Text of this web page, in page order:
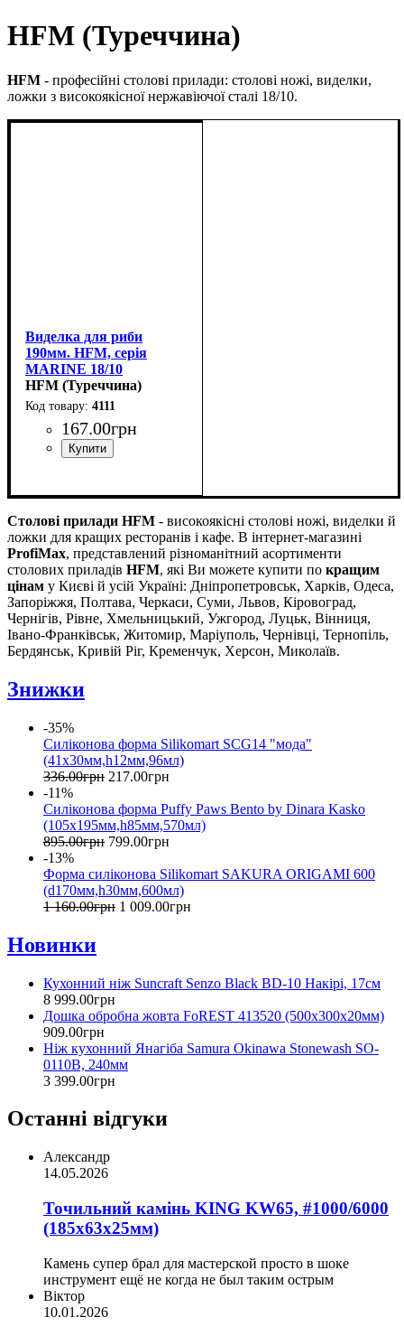
HFM (Туреччина)
HFM - професійні столові прилади: столові ножі, виделки,
ложки з високоякісної нержавіючої сталі 18/10.
Виделка для риби
190мм. HFM, серія
MARINE 18/10
HFM (Туреччина)
4111
167.00грн
Столові прилади HFM - високоякісні столові ножі, виделки й
ложки для кращих ресторанів і кафе. В інтернет-магазині
ProfiMax, представлений різноманітний асортименти
столових приладів HFM, які Ви можете купити по кращим
цінам у Києві й усій Україні: Дніпропетровськ, Харків, Одеса,
Запоріжжя, Полтава, Черкаси, Суми, Львов, Кіровоград,
Чернігів, Рівне, Хмельницький, Ужгород, Луцьк, Вінниця,
Івано-Франківськ, Житомир, Маріуполь, Чернівці, Тернопіль,
Бердянськ, Кривій Ріг, Кременчук, Херсон, Миколаїв.
Знижки
-35%
Силіконова форма Silikomart SCG14 "мода"
(41х30мм,h12мм,96мл)
336.00грн 217.00грн
-11%
Силіконова форма Puffy Paws Bento by Dinara Kasko
(105x195мм,h85мм,570мл)
895.00грн 799.00грн
-13%
Форма силіконова Silikomart SAKURA ORIGAMI 600
(d170мм,h30мм,600мл)
1 160.00грн 1 009.00грн
Новинки
Кухонний ніж Suncraft Senzo Black BD-10 Накірі, 17см
8 999.00грн
Дошка обробна жовта FoREST 413520 (500x300x20мм)
909.00грн
Ніж кухонний Янагіба Samura Okinawa Stonewash SO-
0110B, 240мм
3 399.00грн
Останні відгуки
Александр
14.05.2026
Точильний камінь KING KW65, #1000/6000
(185х63х25мм)
Камень супер брал для мастерской просто в шоке
инструмент ещё не когда не был таким острым
Віктор
10.01.2026